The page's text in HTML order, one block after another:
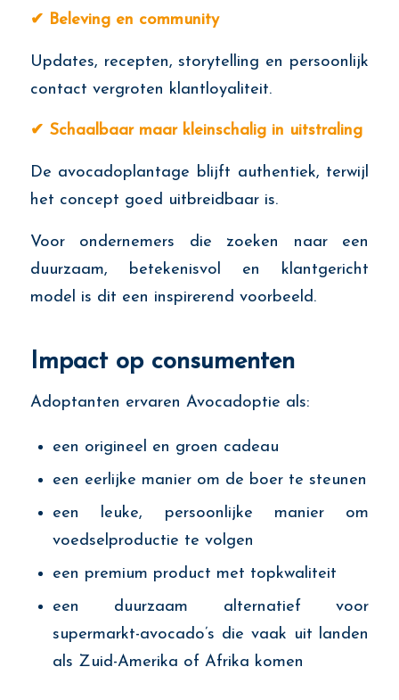
✔ Beleving en community
Updates, recepten, storytelling en persoonlijk
contact vergroten klantloyaliteit.
✔ Schaalbaar maar kleinschalig in uitstraling
De avocadoplantage blijft authentiek, terwijl
het concept goed uitbreidbaar is.
Voor ondernemers die zoeken naar een
duurzaam, betekenisvol en klantgericht
model is dit een inspirerend voorbeeld.
Impact op consumenten
Adoptanten ervaren Avocadoptie als:
een origineel en groen cadeau
een eerlijke manier om de boer te steunen
een leuke, persoonlijke manier om
voedselproductie te volgen
een premium product met topkwaliteit
een duurzaam alternatief voor
supermarkt-avocado’s die vaak uit landen
als Zuid-Amerika of Afrika komen